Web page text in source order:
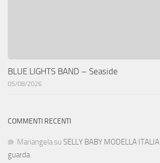
BLUE LIGHTS BAND – Seaside
05/08/2026
COMMENTI RECENTI
Mariangela su SELLY BABY MODELLA
guarda